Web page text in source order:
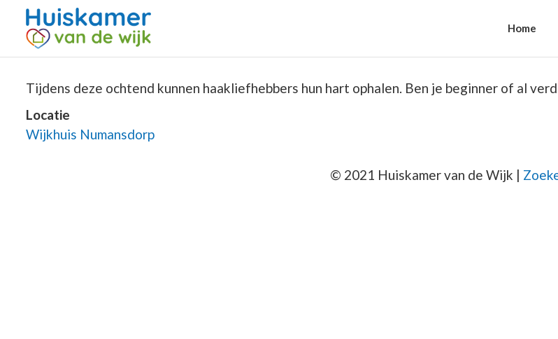
Home
Tijdens deze ochtend kunnen haakliefhebbers hun hart ophalen. Ben je beginner of al
Locatie
Wijkhuis Numansdorp
© 2021 Huiskamer van de Wijk |